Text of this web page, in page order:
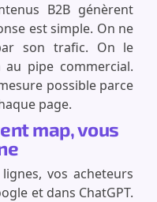
B2B génèrent
est simple. On ne
son trafic. On le
pipe commercial.
possible parce
page.
map, vous
vos acheteurs
et dans ChatGPT.